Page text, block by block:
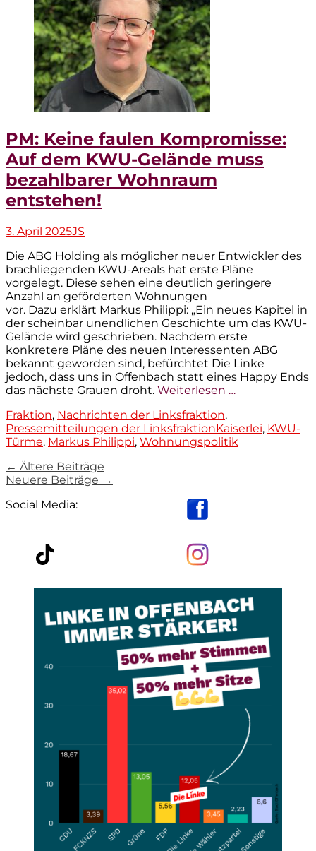
PM: Keine faulen Kompromisse:
Auf dem KWU-Gelände muss
bezahlbarer Wohnraum
entstehen!
Veröffentlicht
3. April 2025Autor
JS
Die ABG Holding als möglicher neuer Entwickler des
brachliegenden KWU-Areals hat erste Pläne
vorgelegt. Diese sehen eine deutlich geringere
Anzahl an geförderten Wohnungen
vor. Dazu erklärt Markus Philippi: „Ein neues Kapitel in
der scheinbar unendlichen Geschichte um das KWU-
Gelände wird geschrieben. Nachdem erste
konkretere Pläne des neuen Interessenten ABG
bekannt geworden sind, befürchtet Die Linke
jedoch, dass uns in Offenbach statt eines Happy Ends
das nächste Grauen droht. Weiterlesen …
Kategorien
Fraktion, Nachrichten der Linksfraktion,
Pressemitteilungen der LinksfraktionTags
Kaiserlei, KWU-
Türme, Markus Philippi, Wohnungspolitik
Beitrag-
Navigation
← Ältere Beiträge
Neuere Beiträge →
Social Media: